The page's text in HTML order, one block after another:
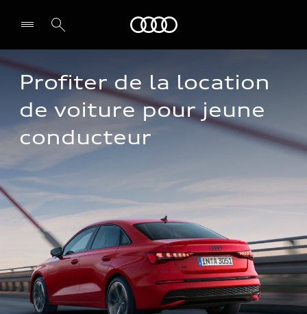
Profiter de la location
de voiture pour jeune
conducteur